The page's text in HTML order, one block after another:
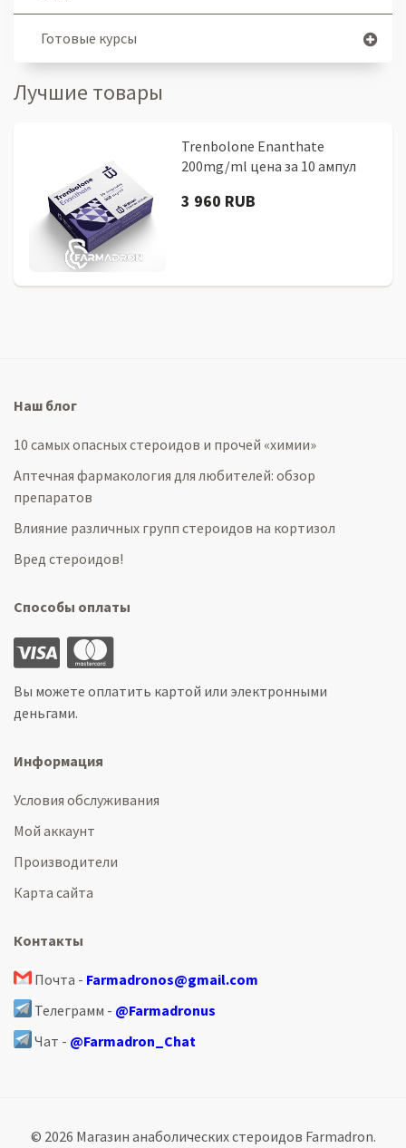
Готовые курсы
Лучшие товары
Trenbolone Enanthate
200mg/ml цена за 10 ампул
3 960 RUB
Наш блог
10 самых опасных стероидов и прочей «химии»
Аптечная фармакология для любителей: обзор
препаратов
Влияние различных групп стероидов на кортизол
Вред стероидов!
Способы оплаты
Вы можете оплатить картой или электронными
деньгами.
Информация
Условия обслуживания
Мой аккаунт
Производители
Карта сайта
Контакты
Почта - Farmadronos@gmail.com
Телеграмм - @Farmadronus
Чат - @Farmadron_Chat
© 2026 Магазин анаболических стероидов Farmadron.